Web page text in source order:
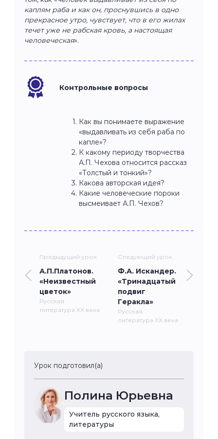
каплям раба и как он, проснувшись в одно
прекрасное утро, чувствует, что в его жилах
течет уже не рабская кровь, а настоящая
человеческая».
Контрольные вопросы
Как вы понимаете выражение
«выдавливать из себя раба по
капле»?
К какому периоду творчества
А.П. Чехова относится рассказ
«Толстый и тонкий»?
Какова авторская идея?
Какие человеческие пороки
высмеивает А.П. Чехов?
Предыдущий урок
А.П.Платонов.
«Неизвестный
цветок»
Русская
литература XX века
Следующий урок
Ф.А. Искандер.
«Тринадцатый
подвиг
Геракла»
Русская
литература XX века
Урок подготовил(а)
Полина Юрьевна
Учитель русского языка,
литературы